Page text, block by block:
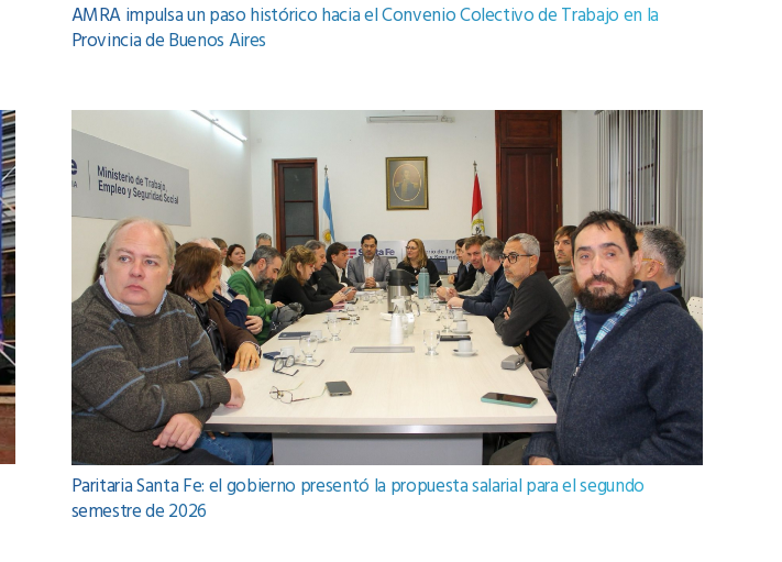
AMRA impulsa un paso histórico hacia el Convenio Colectivo de Trabajo en la
Provincia de Buenos Aires
Paritaria Santa Fe: el gobierno presentó la propuesta salarial para el segundo
semestre de 2026